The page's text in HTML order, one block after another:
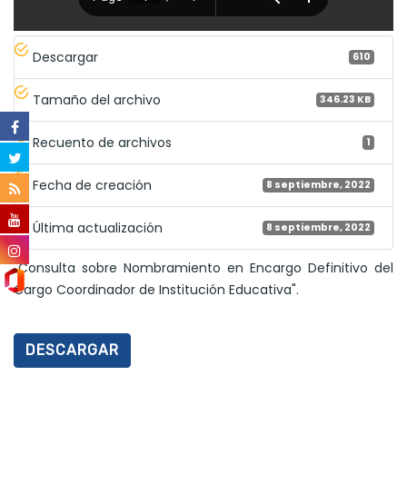
Descargar 610
Tamaño del archivo 346.23 KB
Recuento de archivos 1
Fecha de creación 8 septiembre, 2022
Última actualización 8 septiembre, 2022
"Consulta sobre Nombramiento en Encargo Definitivo del
Cargo Coordinador de Institución Educativa".
DESCARGAR